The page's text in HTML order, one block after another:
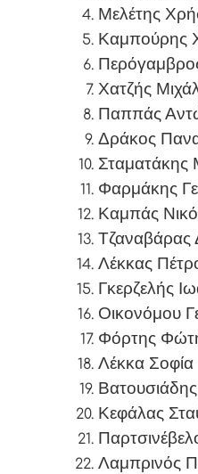
Μελέτης
Καμπούρης
Χατζής
Παππάς
Δράκος
Σταματάκης
Φαρμάκης
Καμπάς
Τζαναβάρας
Λέκκας
Γκερζελής
Οικονόμου
Φόρτης
Λέκκα Σοφία
Κεφάλας
Λαμπρινός